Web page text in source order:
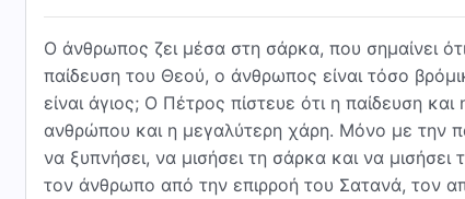
Ο άνθρωπος ζει μέσα στη σάρκα, που σημαίνει
παίδευση του Θεού, ο άνθρωπος είναι τόσο
είναι άγιος; Ο Πέτρος πίστευε ότι η παίδευση
ανθρώπου και η μεγαλύτερη χάρη. Μόνο με την
να ξυπνήσει, να μισήσει τη σάρκα και να
τον άνθρωπο από την επιρροή του Σατανά, τον